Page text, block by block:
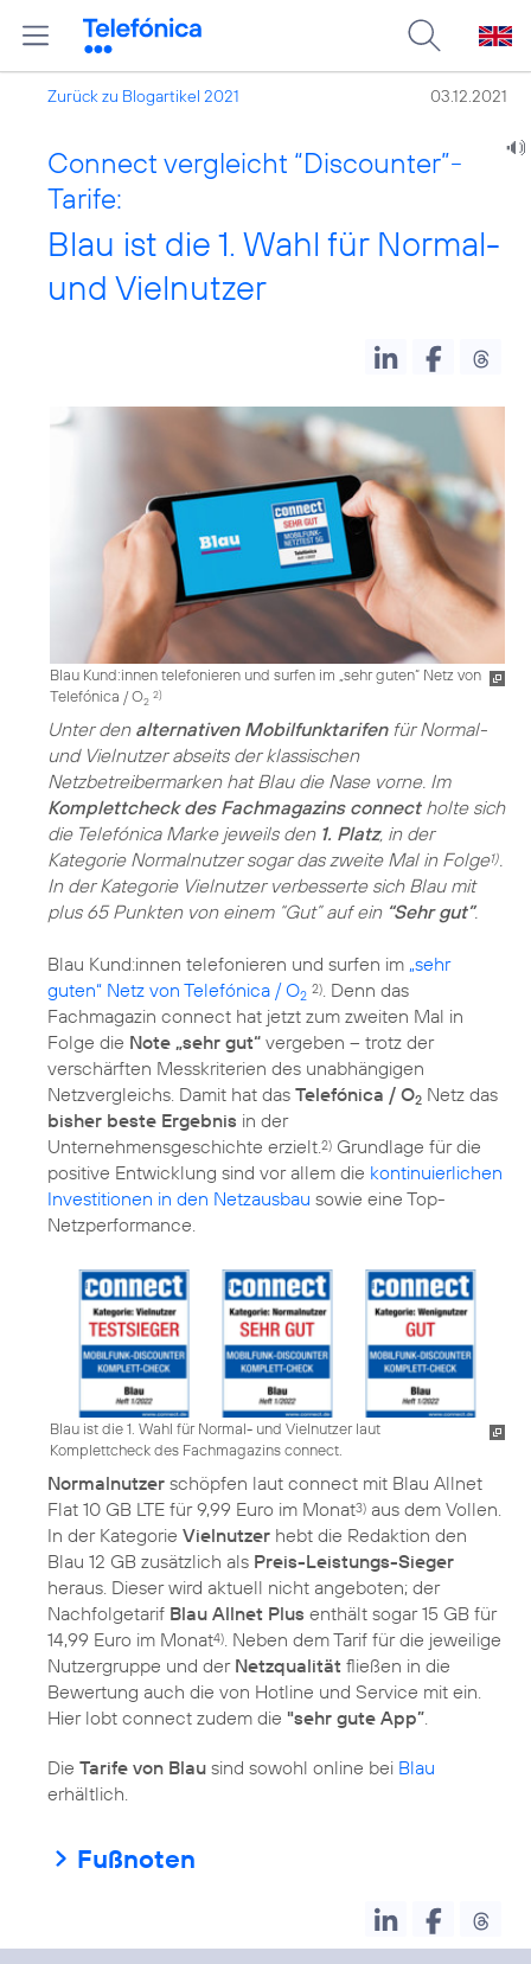
Zurück zu Blogartikel 2021 03.12.2021
Connect vergleicht “Discounter”-
Tarife:
Blau ist die 1. Wahl für Normal-
und Vielnutzer
Blau Kund:innen telefonieren und surfen im „sehr guten“ Netz von
Telefónica / O2
2)
Unter den alternativen Mobilfunktarifenfür Normal-
und Vielnutzer abseits der klassischen
Netzbetreibermarken hat Blau die Nase vorne. Im
Komplettcheck des Fachmagazins connectholte sich
die Telefónica Marke jeweils den 1. Platz, in der
Kategorie Normalnutzer sogar das zweite Mal in Folge1)
In der Kategorie Vielnutzer verbesserte sich Blau mit
plus 65 Punkten von einem “Gut” auf ein “Sehr gut”.
Blau Kund:innen telefonieren und surfen im „sehr
guten“ Netz von Telefónica / O2 2) . Denn das
Fachmagazin connect hat jetzt zum zweiten Mal in
Folge die Note „sehr gut“ vergeben – trotz der
verschärften Messkriterien des unabhängigen
Netzvergleichs. Damit hat das Telefónica / O2 Netz das
bisher beste Ergebnis in der
Unternehmensgeschichte erzielt. 2) Grundlage für die
positive Entwicklung sind vor allem die kontinuierlichen
Investitionen in den Netzausbau sowie eine Top-
Netzperformance.
Blau ist die 1. Wahl für Normal- und Vielnutzer laut
Komplettcheck des Fachmagazins connect.
Normalnutzer schöpfen laut connect mit Blau Allnet
Flat 10 GB LTE für 9,99 Euro im Monat3) aus dem Vollen.
In der Kategorie Vielnutzer hebt die Redaktion den
Blau 12 GB zusätzlich als Preis-Leistungs-Sieger
heraus. Dieser wird aktuell nicht angeboten; der
Nachfolgetarif Blau Allnet Plus enthält sogar 15 GB für
14,99 Euro im Monat4) . Neben dem Tarif für die jeweilige
Nutzergruppe und der Netzqualität fließen in die
Bewertung auch die von Hotline und Service mit ein.
Hier lobt connect zudem die "sehr gute App”
Die Tarife von Blau sind sowohl online bei Blau
Fußnoten